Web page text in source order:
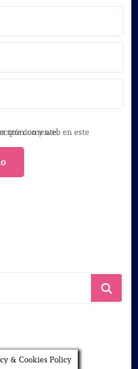
la próxima vez que comente.
& Cookies Policy